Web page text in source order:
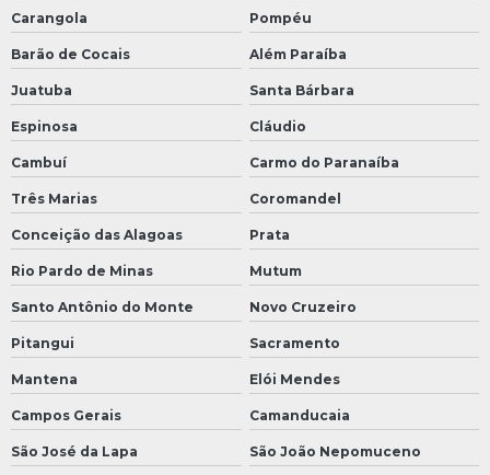
Carangola Pompéu
Barão de Cocais Além Paraíba
Juatuba Santa Bárbara
Espinosa Cláudio
Cambuí Carmo do Paranaíba
Três Marias Coromandel
Conceição das Alagoas Prata
Rio Pardo de Minas Mutum
Santo Antônio do Monte Novo Cruzeiro
Pitangui Sacramento
Mantena Elói Mendes
Campos Gerais Camanducaia
São José da Lapa São João Nepomuceno